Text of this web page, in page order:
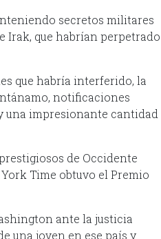
secretos militares
Irak, que habrían perpetrado
que habría interferido, la
notificaciones
una impresionante cantidad
de Occidente
Time obtuvo el Premio
ante la justicia
una joven en ese país y